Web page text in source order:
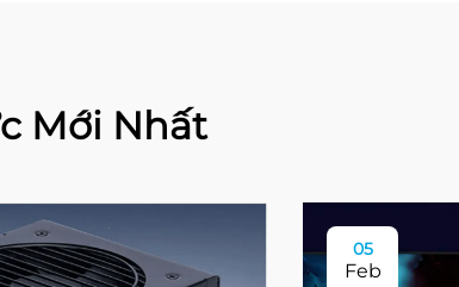
Mới Nhất
05
Feb